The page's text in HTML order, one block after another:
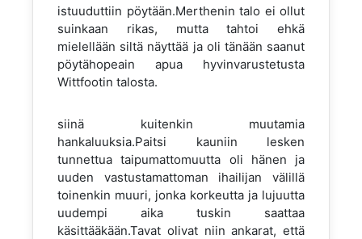
istuuduttiin pöytään.Merthenin talo ei ollut
suinkaan rikas, mutta tahtoi ehkä
mielellään siltä näyttää ja oli tänään saanut
pöytähopeain apua hyvinvarustetusta
Wittfootin talosta.
siinä kuitenkin muutamia
hankaluuksia.Paitsi kauniin lesken
tunnettua taipumattomuutta oli hänen ja
uuden vastustamattoman ihailijan välillä
toinenkin muuri, jonka korkeutta ja lujuutta
uudempi aika tuskin saattaa
käsittääkään.Tavat olivat niin ankarat, että